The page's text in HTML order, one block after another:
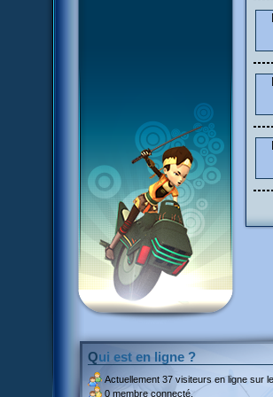
Qui est en ligne ?
Actuellement 37 visiteurs en ligne sur
0 membre connecté.